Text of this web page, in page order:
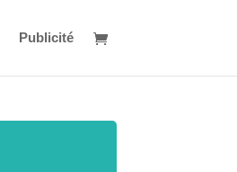
Publicité